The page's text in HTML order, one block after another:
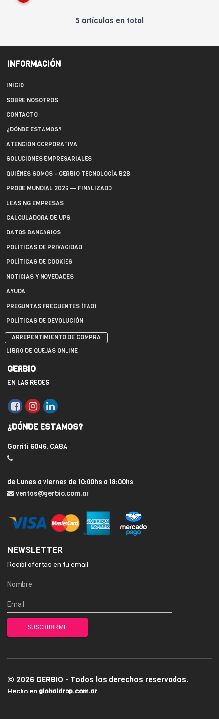
5 artículos en total
INFORMACIÓN
INICIO
SOBRE NOSOTROS
CONTACTO
¿DÓNDE ESTAMOS?
ATENCIÓN CORPORATIVA
SOLUCIONES EMPRESARIALES
QUIÉNES SOMOS - GERBIO TECNOLOGÍA B2B
PRODE MUNDIAL 2026 — FINALIZADO
LEASING EMPRESAS
CALCULADORA DE UPS
DATOS BANCARIOS
POLÍTICAS DE PRIVACIDAD
POLÍTICAS DE COOKIES
NOTICIAS Y NOVEDADES
AYUDA
PREGUNTAS FRECUENTES (FAQ)
POLÍTICAS DE DEVOLUCIÓN
ARREPENTIMIENTO DE COMPRA
LIBRO DE QUEJAS ONLINE
GERBIO
EN LAS REDES
¿DÓNDE ESTAMOS?
Gorriti 6046, CABA
de Lunes a viernes de 10:00hs a 18:00hs
ventas@gerbio.com.ar
NEWSLETTER
Recibí ofertas en tu email
© 2026 GERBIO - Todos los derechos reservados.
Hecho en globaldrop.com.ar